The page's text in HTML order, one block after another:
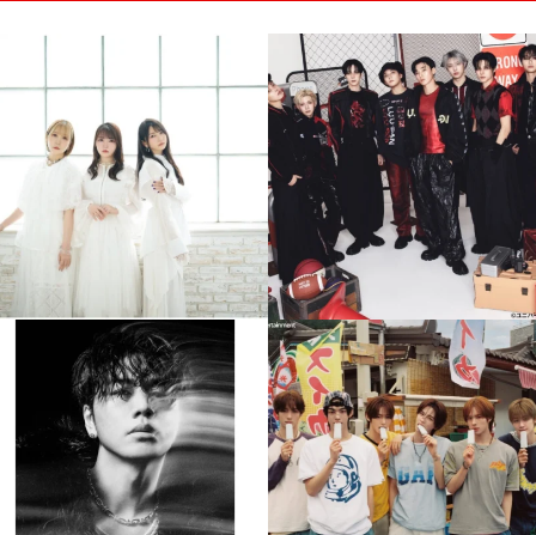
💡8/5(水)特番放送！
...
8月 4
4 0
musicjapantv
💡08/05(水)23:00特番放送！
...
8月 4
4 0
musicjapantv
💡8月特番放送決定！
...
8月 4
588 0
musicjapantv
💡8月特番放送決定！
...
8月 4
6 0